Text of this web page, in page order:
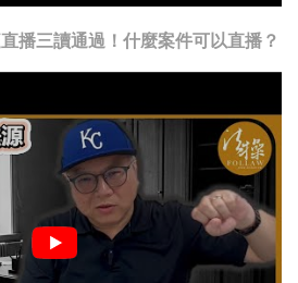
播三讀通過！什麼案件可以直播？